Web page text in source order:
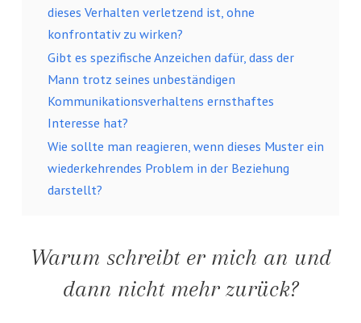
dieses Verhalten verletzend ist, ohne
konfrontativ zu wirken?
Gibt es spezifische Anzeichen dafür, dass der
Mann trotz seines unbeständigen
Kommunikationsverhaltens ernsthaftes
Interesse hat?
Wie sollte man reagieren, wenn dieses Muster ein
wiederkehrendes Problem in der Beziehung
darstellt?
Warum schreibt er mich an und
dann nicht mehr zurück?